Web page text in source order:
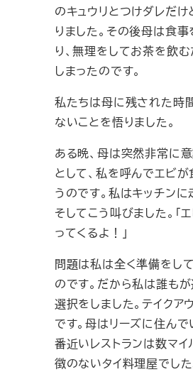
のキュウリとつけダレだ
りました。その後母は食
り、無理をしてお茶を飲
しまったのです。
私たちは母に残された時
ないことを悟りました。
ある晩、母は突然非常に
として、私を呼んでエビ
うのです。私はキッチンに
そしてこう叫びました。「
ってくるよ！」
問題は私は全く準備をし
のです。だから私は誰も
選択をしました。テイクア
です。母はリーズに住んで
番近いレストランは数マ
徴のないタイ料理屋でし